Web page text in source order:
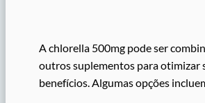
A chlorella 500mg pode ser
outros suplementos para otimizar
benefícios. Algumas opções